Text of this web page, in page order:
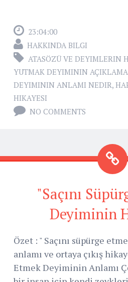
23:04:00
HAKKINDA BILGI
ATASÖZÜ VE DEYIMLERIN
YUTMAK DEYIMININ
DEYIMININ ANLAMI NEDIR,
HIKAYESI
NO COMMENTS
"Saçını
Deyiminin
Özet : " Saçını süpürge
anlamı ve ortaya çıkış
Etmek Deyiminin Anlamı